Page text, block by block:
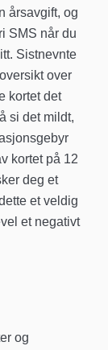
årsavgift, og
SMS når du
Sistnevnte
over
kortet det
si det mildt,
kortet på 12
deg et
et veldig
et negativt
og